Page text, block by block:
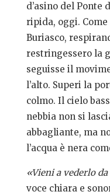
d’asino del Ponte
ripida, oggi.
Buriasco,
restringessero la
seguisse il
l’alto. Superi la
colmo. Il cielo
nebbia non si
abbagliante, ma
l’acqua è nera
«Vieni a vederlo
voce chiara e